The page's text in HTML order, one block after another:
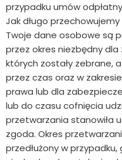
przypadku umów
Jak długo
Twoje dane osobowe są
przez okres niezbędny
których zostały zebrane,
przez czas oraz w
prawa lub dla
lub do czasu cofnięcia
przetwarzania stanowiła
zgoda. Okres
przedłużony w